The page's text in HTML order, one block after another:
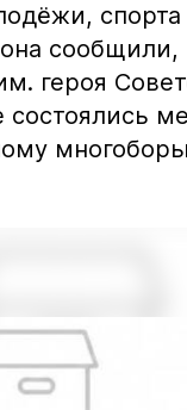
спорта
героя